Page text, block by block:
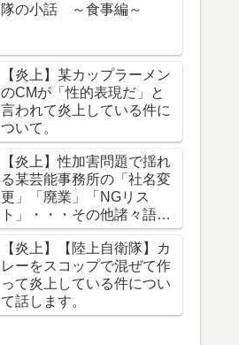
隊の小話 ～食事編～
【炎上】某カップラーメン
のCMが「性的表現だ」と
言われて炎上している件に
ついて。
【炎上】性加害問題で揺れ
る某芸能事務所の「社名変
更」「廃業」「NGリス
ト」・・・その他諸々語り
ます。
【炎上】【陸上自衛隊】カ
レーをスコップで混ぜて作
って炎上している件につい
て話します。